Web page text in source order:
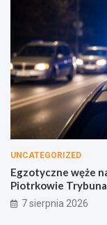
UNCATEGORIZED
Egzotyczne węże
Piotrkowie
7 sierpnia 2026